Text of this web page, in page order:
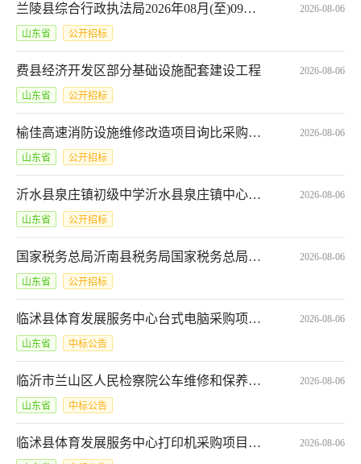
兰陵县综合行政执法局2026年08月(至)09月政府采购意向*2026年东城新区新建道路景观绿化工程 2026-08-06
山东省 公开招标
费县经济开发区部分基础设施配套建设工程 2026-08-06
山东省 公开招标
榆佳高速消防设施维修改造项目询比采购公告(中交第二公路工程局有限公司)2026-08-11T10:00:00 2026-08-06
山东省 公开招标
沂水县泉庄镇初级中学沂水县泉庄镇中心幼儿园上门更换彩色打印机碳粉以及芯片网上商城电子反拍项目采购公告*SCFP-3713232026131961747 2026-08-06
山东省 公开招标
国家税务总局沂南县税务局国家税务总局沂南县税务局办公用品网上商城电子反拍项目采购公告*SCFP-3713212026131961739 2026-08-06
山东省 公开招标
临沭县体育发展服务中心台式电脑采购项目成交公告*SDGP371329000202601000359 2026-08-06
山东省 中标公告
临沂市兰山区人民检察院公车维修和保养项目成交公告*SDGP371300000202601003215 2026-08-06
山东省 中标公告
临沭县体育发展服务中心打印机采购项目成交公告*SDGP371329000202601000360 2026-08-06